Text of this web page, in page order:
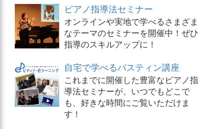
ピアノ指導法セミナー
オンラインや実地で学べるさまざま
なテーマのセミナーを開催中！ぜひ
指導のスキルアップに！
自宅で学べるバスティン講座
これまでに開催した豊富なピアノ指
導法セミナーが、いつでもどこで
も、好きな時間にご覧いただけま
す！